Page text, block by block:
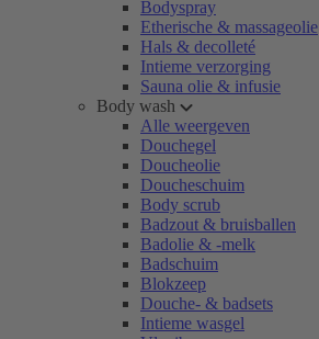
Bodyspray
Etherische & massageolie
Hals & decolleté
Intieme verzorging
Sauna olie & infusie
Body wash
Alle weergeven
Douchegel
Doucheolie
Doucheschuim
Body scrub
Badzout & bruisballen
Badolie & -melk
Badschuim
Blokzeep
Douche- & badsets
Intieme wasgel